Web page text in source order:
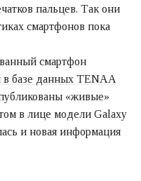
пальцев. Так они
смартфонов пока
смартфон
в базе данных TENAA
«живые»
в лице модели Galaxy
и новая информация